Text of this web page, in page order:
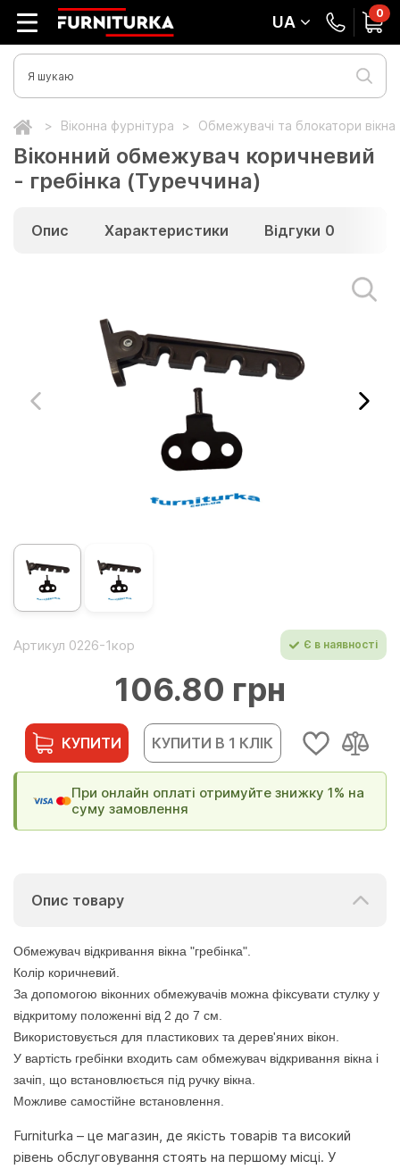
UA 0
Віконна фурнітура Обмежувачі та блокатори вікна
Віконний обмежувач коричневий
- гребінка (Туреччина)
Опис Характеристики Відгуки 0
Артикул 0226-1кор Є в наявності
106.80 грн
КУПИТИ КУПИТИ В 1 КЛІК
При онлайн оплаті отримуйте знижку 1% на
суму замовлення
Опис товару
Обмежувач відкривання вікна "гребінка".
Колір коричневий.
За допомогою віконних обмежувачів можна фіксувати стулку у
відкритому положенні від 2 до 7 см.
Використовується для пластикових та дерев'яних вікон.
У вартість гребінки входить сам обмежувач відкривання вікна і
зачіп, що встановлюється під ручку вікна.
Можливе самостійне встановлення.
Furniturka – це магазин, де якість товарів та високий
рівень обслуговування стоять на першому місці. У